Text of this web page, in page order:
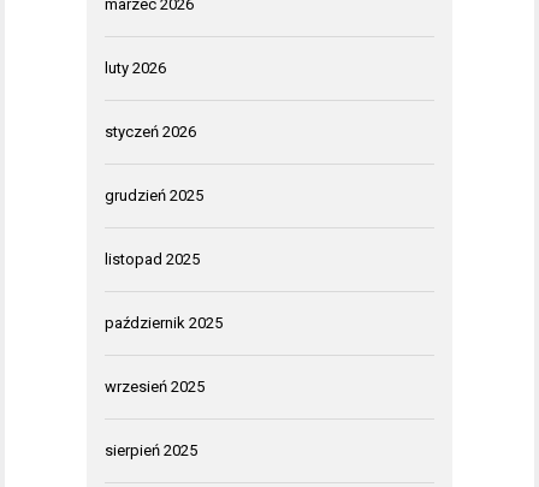
marzec 2026
luty 2026
styczeń 2026
grudzień 2025
listopad 2025
październik 2025
wrzesień 2025
sierpień 2025